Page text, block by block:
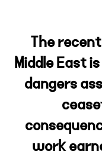
The
Middle East
dangers
work